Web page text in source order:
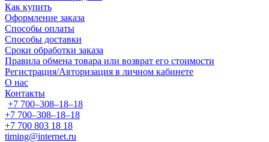
Как купить
Оформление заказа
Способы оплаты
Способы доставки
Сроки обработки заказа
Правила обмена товара или возврат его стоимости
Регистрация/Авторизация в личном кабинете
О нас
Контакты
+7 700‒308‒18‒18
+7 700‒308‒18‒18
+7 700 803 18 18
timing@internet.ru